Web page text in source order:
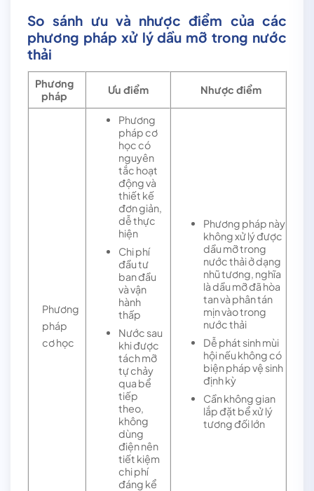
So sánh ưu và nhược điểm của các
phương pháp xử lý dầu mỡ trong nước
thải
Phương
pháp
Ưu điểm Nhược điểm
Phương
pháp
cơ học
Phương
pháp cơ
học có
nguyên
tắc hoạt
động và
thiết kế
đơn giản,
dễ thực
hiện
Chi phí
đầu tư
ban đầu
và vận
hành
thấp
Nước sau
khi được
tách mỡ
tự chảy
qua bể
tiếp
theo,
không
dùng
điện nên
tiết kiệm
chi phí
đáng kể
Phương pháp này
không xử lý được
dầu mỡ trong
nước thải ở dạng
nhũ tương, nghĩa
là dầu mỡ đã hòa
tan và phân tán
mịn vào trong
nước thải
Dễ phát sinh mùi
hội nếu không có
biện pháp vệ sinh
định kỳ
Cần không gian
lắp đặt bể xử lý
tương đối lớn